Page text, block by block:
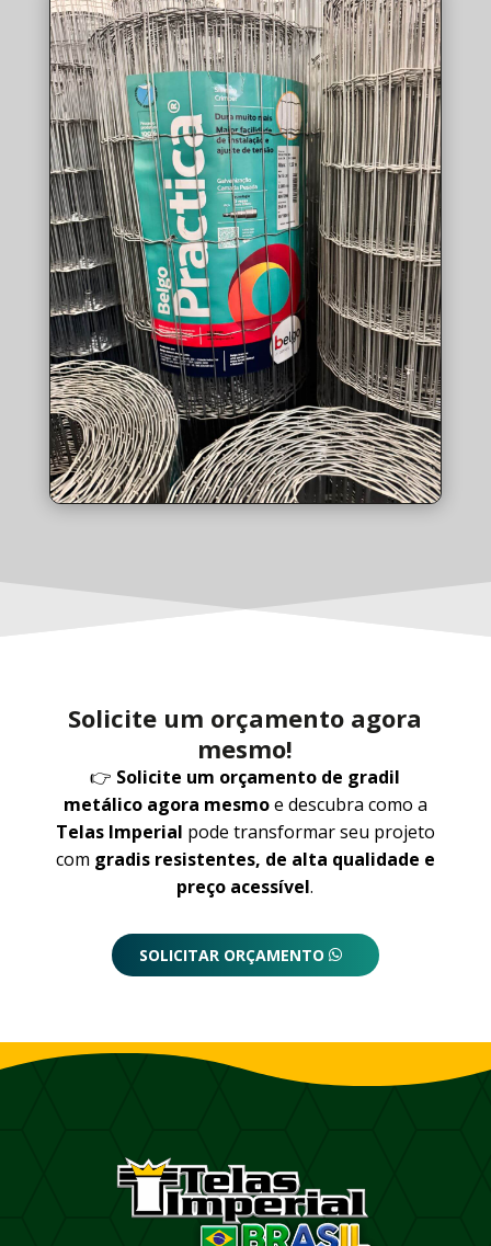
Solicite um orçamento agora
mesmo!
👉 Solicite um orçamento de gradil
metálico agora mesmoe descubra como a
Telas Imperial pode transformar seu projeto
com gradis resistentes, de alta qualidade e
preço acessível.
SOLICITAR ORÇAMENTO